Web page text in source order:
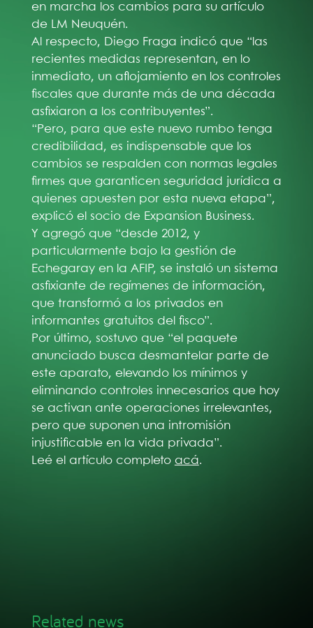
en marcha los cambios para su artículo
de LM Neuquén.
Al respecto, Diego Fraga indicó que “las
recientes medidas representan, en lo
inmediato, un aflojamiento en los controles
fiscales que durante más de una década
asfixiaron a los contribuyentes”.
“Pero, para que este nuevo rumbo tenga
credibilidad, es indispensable que los
cambios se respalden con normas legales
firmes que garanticen seguridad jurídica a
quienes apuesten por esta nueva etapa”,
explicó el socio de Expansion Business.
Y agregó que “desde 2012, y
particularmente bajo la gestión de
Echegaray en la AFIP, se instaló un sistema
asfixiante de regímenes de información,
que transformó a los privados en
informantes gratuitos del fisco”.
Por último, sostuvo que “el paquete
anunciado busca desmantelar parte de
este aparato, elevando los mínimos y
eliminando controles innecesarios que hoy
se activan ante operaciones irrelevantes,
pero que suponen una intromisión
injustificable en la vida privada”.
Leé el artículo completo acá.
Related news